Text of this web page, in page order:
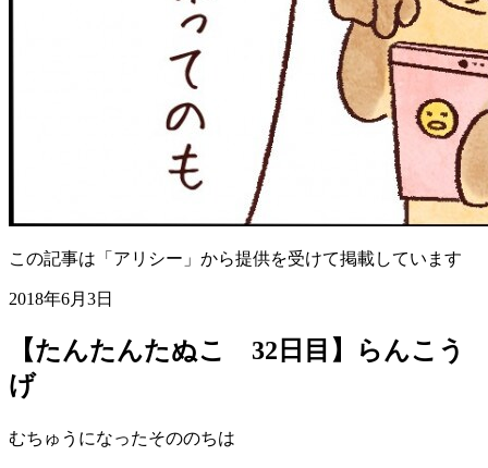
この記事は「アリシー」から提供を受けて掲載しています
2018年6月3日
【たんたんたぬこ 32日目】らんこう
げ
むちゅうになったそののちは